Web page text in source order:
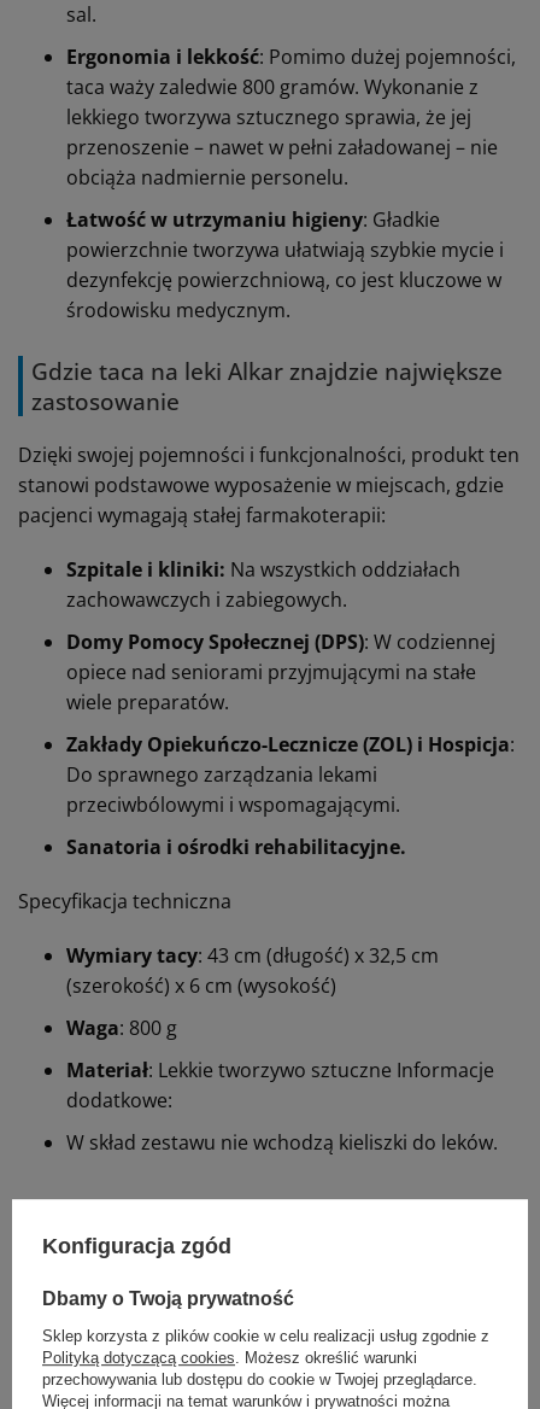
sal.
Ergonomia i lekkość: Pomimo dużej pojemności,
taca waży zaledwie 800 gramów. Wykonanie z
lekkiego tworzywa sztucznego sprawia, że jej
przenoszenie – nawet w pełni załadowanej – nie
obciąża nadmiernie personelu.
Łatwość w utrzymaniu higieny: Gładkie
powierzchnie tworzywa ułatwiają szybkie mycie i
dezynfekcję powierzchniową, co jest kluczowe w
środowisku medycznym.
Gdzie taca na leki Alkar znajdzie największe
zastosowanie
Dzięki swojej pojemności i funkcjonalności, produkt ten
stanowi podstawowe wyposażenie w miejscach, gdzie
pacjenci wymagają stałej farmakoterapii:
Szpitale i kliniki: Na wszystkich oddziałach
zachowawczych i zabiegowych.
Domy Pomocy Społecznej (DPS): W codziennej
opiece nad seniorami przyjmującymi na stałe
wiele preparatów.
Zakłady Opiekuńczo-Lecznicze (ZOL) i Hospicja:
Do sprawnego zarządzania lekami
przeciwbólowymi i wspomagającymi.
Sanatoria i ośrodki rehabilitacyjne.
Specyfikacja techniczna
Wymiary tacy: 43 cm (długość) x 32,5 cm
(szerokość) x 6 cm (wysokość)
Waga: 800 g
Materiał: Lekkie tworzywo sztuczne Informacje
dodatkowe:
W skład zestawu nie wchodzą kieliszki do leków.
REF
Proponujemy również:
Konfiguracja zgód
Dbamy o Twoją prywatność
Sklep korzysta z plików cookie w celu realizacji usług zgodnie z
Polityką dotyczącą cookies. Możesz określić warunki
przechowywania lub dostępu do cookie w Twojej przeglądarce.
Więcej informacji na temat warunków i prywatności można